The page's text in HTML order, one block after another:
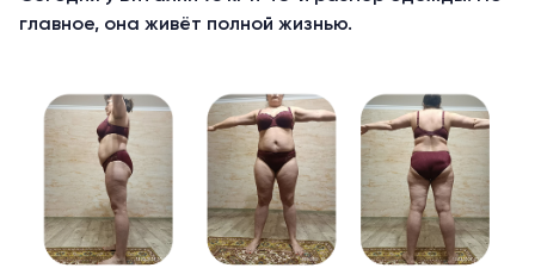
главное, она живёт полной жизнью.